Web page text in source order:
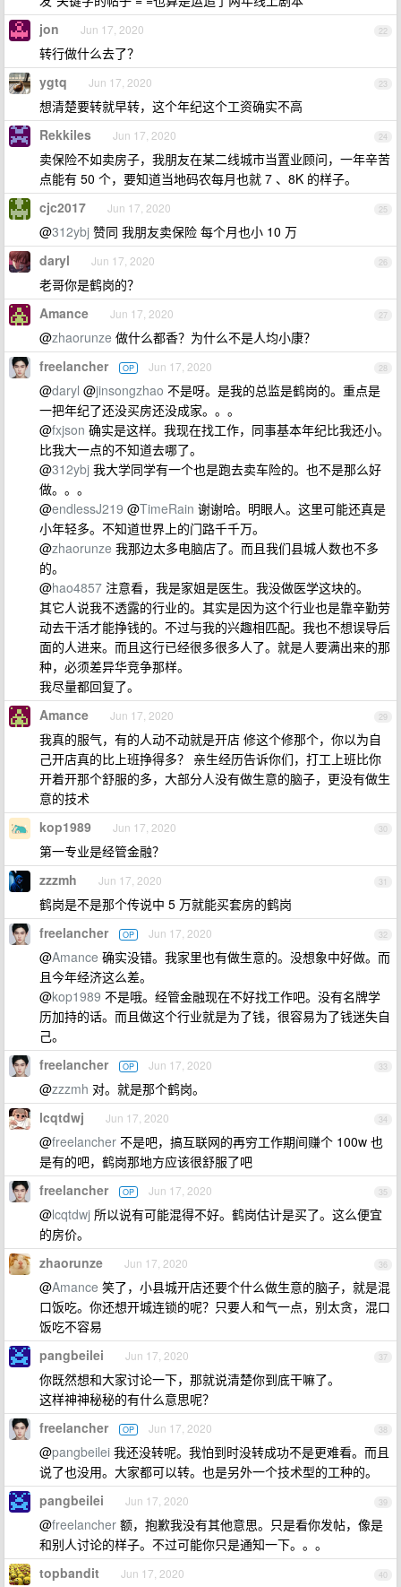
22
jon Jun 17, 2020
转行做什么去了？
23
ygtq Jun 17, 2020
想清楚要转就早转，这个年纪这个工资确实不高
24
Rekkiles Jun 17, 2020
卖保险不如卖房子，我朋友在某二线城市当置业顾问，一年辛苦
点能有 50 个，要知道当地码农每月也就 7 、8K 的样子。
25
cjc2017 Jun 17, 2020
@312ybj 赞同 我朋友卖保险 每个月也小 10 万
26
daryl Jun 17, 2020
老哥你是鹤岗的？
27
Amance Jun 17, 2020
@zhaorunze 做什么都香？为什么不是人均小康？
28
freelancher OP Jun 17, 2020
@daryl @jinsongzhao 不是呀。是我的总监是鹤岗的。重点是
一把年纪了还没买房还没成家。。。
@fxjson 确实是这样。我现在找工作，同事基本年纪比我还小。
比我大一点的不知道去哪了。
@312ybj 我大学同学有一个也是跑去卖车险的。也不是那么好
做。。。
@endlessJ219 @TimeRain 谢谢哈。明眼人。这里可能还真是
小年轻多。不知道世界上的门路千千万。
@zhaorunze 我那边太多电脑店了。而且我们县城人数也不多
的。
@hao4857 注意看，我是家姐是医生。我没做医学这块的。
其它人说我不透露的行业的。其实是因为这个行业也是靠辛勤劳
动去干活才能挣钱的。不过与我的兴趣相匹配。我也不想误导后
面的人进来。而且这行已经很多很多人了。就是人要满出来的那
种，必须差异华竞争那样。
我尽量都回复了。
29
Amance Jun 17, 2020
我真的服气，有的人动不动就是开店 修这个修那个，你以为自
己开店真的比上班挣得多？ 亲生经历告诉你们，打工上班比你
开着开那个舒服的多，大部分人没有做生意的脑子，更没有做生
意的技术
30
kop1989 Jun 17, 2020
第一专业是经管金融？
31
zzzmh Jun 17, 2020
鹤岗是不是那个传说中 5 万就能买套房的鹤岗
32
freelancher OP Jun 17, 2020
@Amance 确实没错。我家里也有做生意的。没想象中好做。而
且今年经济这么差。
@kop1989 不是哦。经管金融现在不好找工作吧。没有名牌学
历加持的话。而且做这个行业就是为了钱，很容易为了钱迷失自
己。
33
freelancher OP Jun 17, 2020
@zzzmh 对。就是那个鹤岗。
34
lcqtdwj Jun 17, 2020
@freelancher 不是吧，搞互联网的再穷工作期间赚个 100w 也
是有的吧，鹤岗那地方应该很舒服了吧
35
freelancher OP Jun 17, 2020
@lcqtdwj 所以说有可能混得不好。鹤岗估计是买了。这么便宜
的房价。
36
zhaorunze Jun 17, 2020
@Amance 笑了，小县城开店还要个什么做生意的脑子，就是混
口饭吃。你还想开城连锁的呢？只要人和气一点，别太贪，混口
饭吃不容易
37
pangbeilei Jun 17, 2020
你既然想和大家讨论一下，那就说清楚你到底干嘛了。
这样神神秘秘的有什么意思呢？
38
freelancher OP Jun 17, 2020
@pangbeilei 我还没转呢。我怕到时没转成功不是更难看。而且
说了也没用。大家都可以转。也是另外一个技术型的工种的。
39
pangbeilei Jun 17, 2020
@freelancher 额，抱歉我没有其他意思。只是看你发帖，像是
和别人讨论的样子。不过可能你只是通知一下。。。
40
topbandit Jun 17, 2020